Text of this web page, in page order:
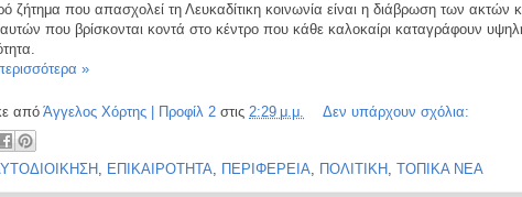
ζήτημα που απασχολεί τη Λευκαδίτικη κοινωνία είναι η διάβρωση των ακτών
αυτών που βρίσκονται κοντά στο κέντρο που κάθε καλοκαίρι καταγράφουν
»
απόΆγγελος Χόρτης | Προφίλ 2 στις 2:29 μ.μ. Δεν υπάρχουν σχόλια:
, ΕΠΙΚΑΙΡΟΤΗΤΑ, ΠΕΡΙΦΕΡΕΙΑ, ΠΟΛΙΤΙΚΗ , ΤΟΠΙΚΑ ΝΕΑ